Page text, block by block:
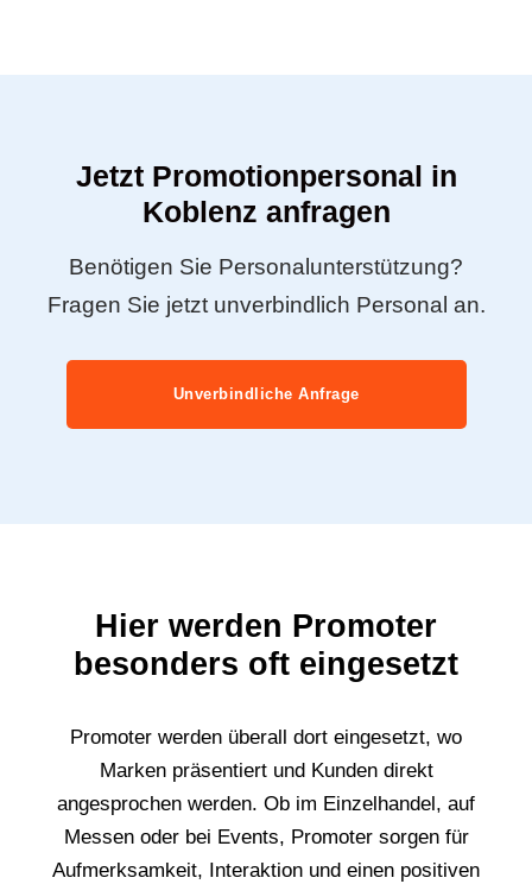
Jetzt Promotionpersonal in
Koblenz anfragen
Benötigen Sie Personalunterstützung?
Fragen Sie jetzt unverbindlich Personal an.
Unverbindliche Anfrage
Hier werden Promoter
besonders oft eingesetzt
Promoter werden überall dort eingesetzt, wo
Marken präsentiert und Kunden direkt
angesprochen werden. Ob im Einzelhandel, auf
Messen oder bei Events, Promoter sorgen für
Aufmerksamkeit, Interaktion und einen positiven